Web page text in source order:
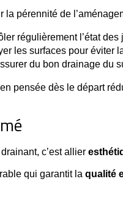
la pérennité de
régulièrement l’état des
les surfaces pour éviter
du bon drainage du
pensée dès le départ
c’est allier
qui garantit la qualité